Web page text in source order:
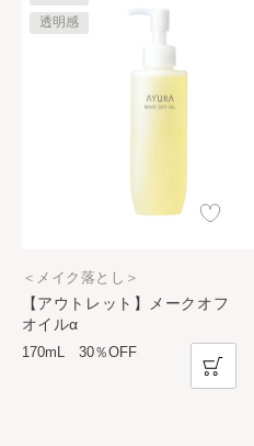
【アウトレット】メークオフ
オイルα
透明感
＜メイク落とし＞
170mL 30％OFF